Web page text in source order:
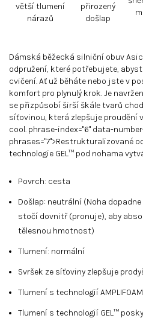
větší tlumení
nárazů
přirozený
došlap
Dámská běžecká silniční obuv
odpružení, které potřebujete,
cvičení.Ať už běháte nebo jste v
komfort pro plynulý krok.Je
se přizpůsobí širší škále tvarů
síťovinou, která zlepšuje proudění
cool. phrase-index="6" data-
phrases="7">Restrukturalizované
technologie GEL™ pod nohama
Povrch: cesta
Došlap: neutrální (Noha
stočí dovnitř (pronuje), aby
tělesnou hmotnost)
Tlumení: normální
Svršek ze síťoviny zlepšuje
Tlumení s technologií
Tlumení s technologií GEL™